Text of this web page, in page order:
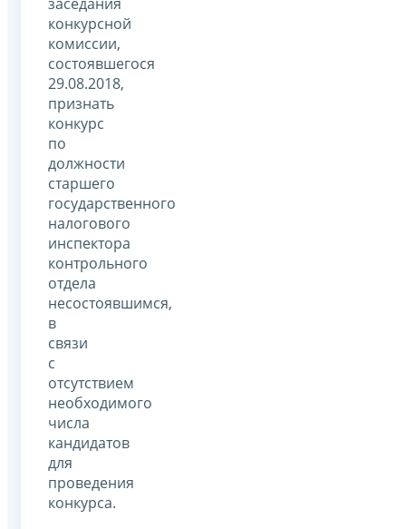
конкурсной
комиссии,
состоявшегося
29.08.2018,
признать
конкурс
по
должности
старшего
государственного
налогового
инспектора
контрольного
отдела
несостоявшимся,
в
связи
с
отсутствием
необходимого
числа
кандидатов
для
проведения
конкурса.